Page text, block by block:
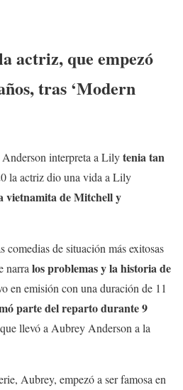
actriz, que empezó
tras ‘Modern
interpreta a Lilytenia tan
la actriz dio una vida a Lily
vietnamita de Mitchell y
comedias de situación más exitosas
narra los problemas y la historia de
en emisión con una duración de 11
parte del reparto durante 9
llevó a Aubrey Anderson a la
Aubrey, empezó a ser famosa en